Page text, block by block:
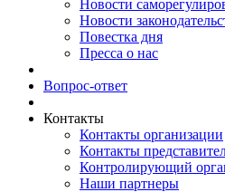
Новости
Новости
Повестка дня
Пресса о нас
Вопрос-ответ
Контакты
Контакты организации
Контакты
Контролирующий
Наши партнеры